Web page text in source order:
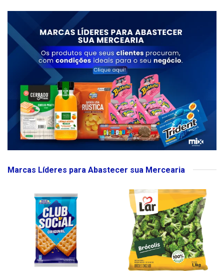
Marcas Líderes para Abastecer sua Mercearia